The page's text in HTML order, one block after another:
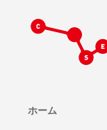
サイトマップ
ホーム